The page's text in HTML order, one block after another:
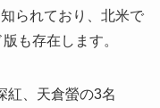
られており、北米で
も存在します。
紅、天倉螢の3名